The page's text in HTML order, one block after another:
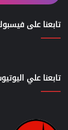
تابعنا على
تابعنا علي